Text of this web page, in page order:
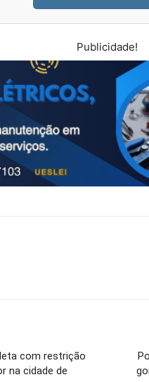
Publicidade!
com restrição
na cidade de